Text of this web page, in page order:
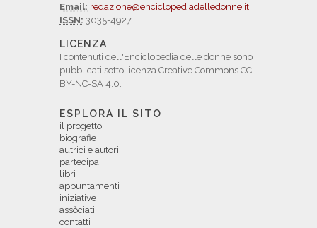
Email: redazione@enciclopediadelledonne.it
ISSN: 3035-4927
LICENZA
I contenuti dell'Enciclopedia delle donne sono
pubblicati sotto licenza Creative Commons CC
BY-NC-SA 4.0.
ESPLORA IL SITO
il progetto
biografie
autrici e autori
partecipa
libri
appuntamenti
iniziative
assòciati
contatti